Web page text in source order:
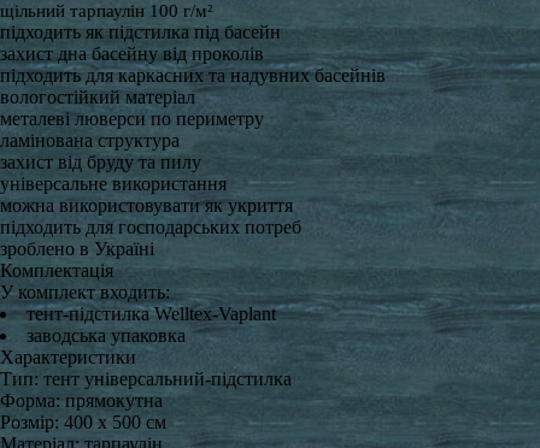
щільний тарпаулін 100 г/м²
підходить як підстилка під басейн
захист дна басейну від проколів
підходить для каркасних та надувних басейнів
вологостійкий матеріал
металеві люверси по периметру
ламінована структура
захист від бруду та пилу
універсальне використання
можна використовувати як укриття
підходить для господарських потреб
зроблено в Україні
Комплектація
У комплект входить:
тент-підстилка Welltex-Vaplant
заводська упаковка
Характеристики
Тип: тент універсальний-підстилка
Форма: прямокутна
Розмір: 400 x 500 см
Матеріал: тарпаулін